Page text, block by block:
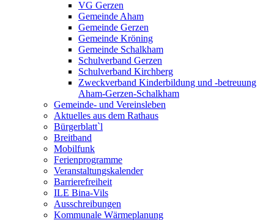
VG Gerzen
Gemeinde Aham
Gemeinde Gerzen
Gemeinde Kröning
Gemeinde Schalkham
Schulverband Gerzen
Schulverband Kirchberg
Zweckverband Kinderbildung und -betreuung
Aham-Gerzen-Schalkham
Gemeinde- und Vereinsleben
Aktuelles aus dem Rathaus
Bürgerblatt`l
Breitband
Mobilfunk
Ferienprogramme
Veranstaltungskalender
Barrierefreiheit
ILE Bina-Vils
Ausschreibungen
Kommunale Wärmeplanung